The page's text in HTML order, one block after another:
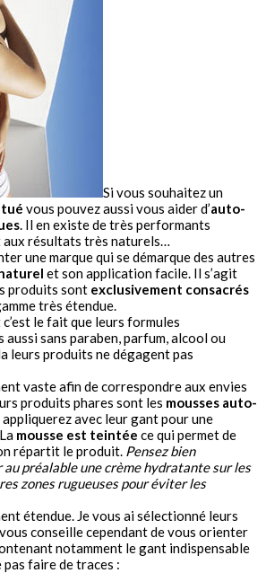
Si vous souhaitez un
vous pouvez aussi vous aider d’auto-
. Il en existe de très performants
aux résultats très naturels…
une marque qui se démarque des autres
et son application facile. Il s’agit
produits sont exclusivement consacrés
très étendue.
le fait que leurs formules
aussi sans paraben, parfum, alcool ou
leurs produits ne dégagent pas
vaste afin de correspondre aux envies
produits phares sont les mousses auto-
appliquerez avec leur gant pour une
mousse est teintée ce qui permet de
répartit le produit. Pensez bien
au préalable une crème hydratante sur les
zones rugueuses pour éviter les
étendue. Je vous ai sélectionné leurs
conseille cependant de vous orienter
notamment le gant indispensable
pas faire de traces :